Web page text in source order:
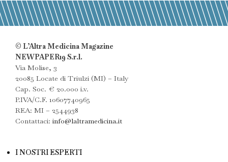
© L’Altra Medicina Magazine
NEWPAPER19 S.r.l.
Via Molise, 3
20085 Locate di Triulzi (MI) – Italy
Cap. Soc. € 20.000 i.v.
P.IVA/C.F. 10607740965
REA: MI – 2544938
Contattaci: info@laltramedicina.it
I NOSTRI ESPERTI